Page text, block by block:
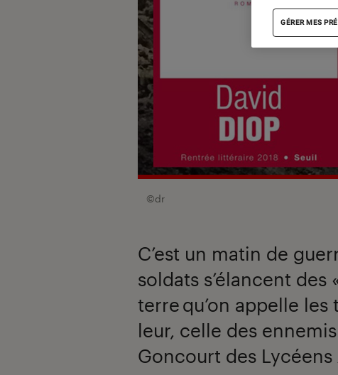
©dr
C’est un matin de
soldats s’élancent des
terre qu’on appelle
leur, celle des
Goncourt des Lycéens
GÉRER MES